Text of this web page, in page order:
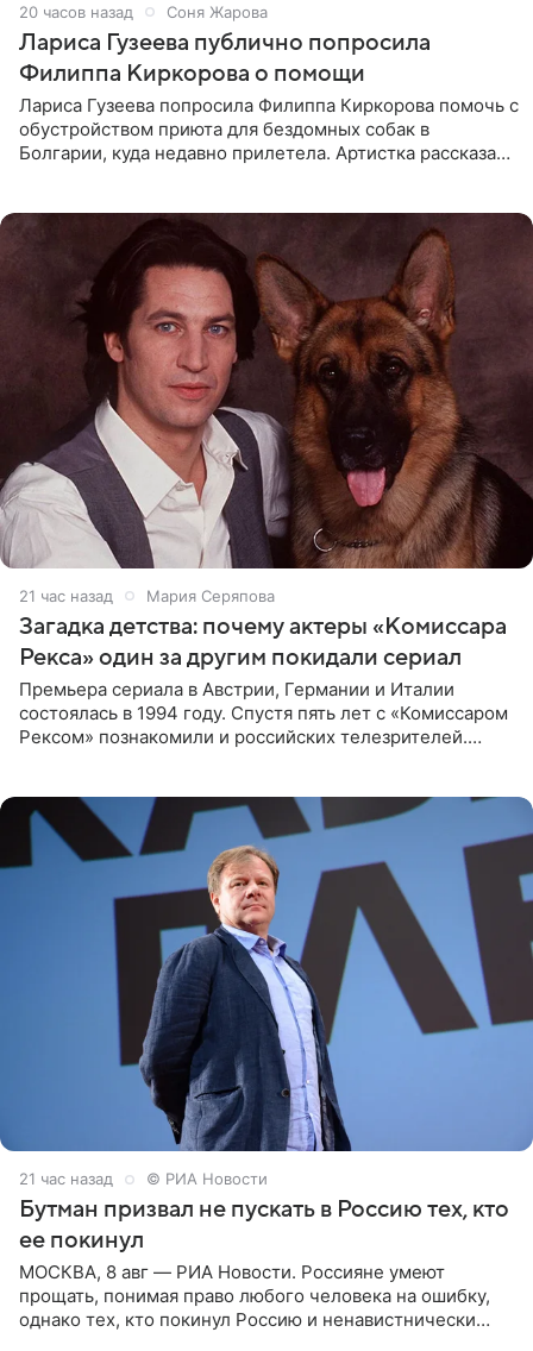
20 часов назад Соня Жарова
Лариса Гузеева публично попросила
Филиппа Киркорова о помощи
Лариса Гузеева попросила Филиппа Киркорова помочь с
обустройством приюта для бездомных собак в
Болгарии, куда недавно прилетела. Артистка рассказала
21 час назад Мария Серяпова
Загадка детства: почему актеры «Комиссара
Рекса» один за другим покидали сериал
Премьера сериала в Австрии, Германии и Италии
состоялась в 1994 году. Спустя пять лет с «Комиссаром
Рексом» познакомили и российских телезрителей.
21 час назад © РИА Новости
Бутман призвал не пускать в Россию тех, кто
ее покинул
МОСКВА, 8 авг — РИА Новости. Россияне умеют
прощать, понимая право любого человека на ошибку,
однако тех, кто покинул Россию и ненавистнически